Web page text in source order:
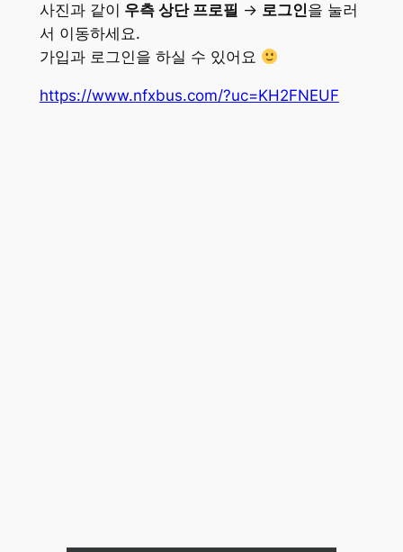
사진과 같이 우측 상단 프로필 → 로그인을 눌러
서 이동하세요.
가입과 로그인을 하실 수 있어요
https://www.nfxbus.com/?uc=KH2FNEUF